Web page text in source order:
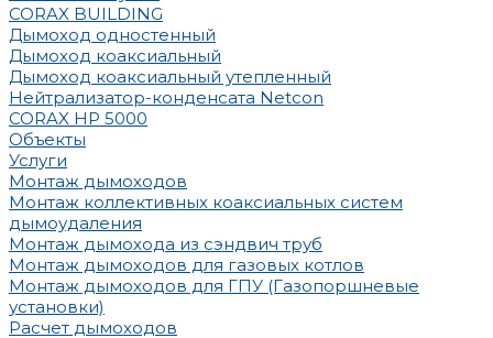
CORAX BUILDING
Дымоход одностенный
Дымоход коаксиальный
Дымоход коаксиальный утепленный
Нейтрализатор-конденсата Netcon
CORAX HP 5000
Объекты
Услуги
Монтаж дымоходов
Монтаж коллективных коаксиальных систем
дымоудаления
Монтаж дымохода из сэндвич труб
Монтаж дымоходов для газовых котлов
Монтаж дымоходов для ГПУ (Газопоршневые
установки)
Расчет дымоходов